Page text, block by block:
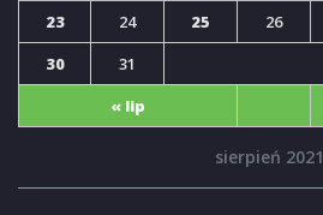
sierpień 2021
« lip
23
24 25 26
30
31